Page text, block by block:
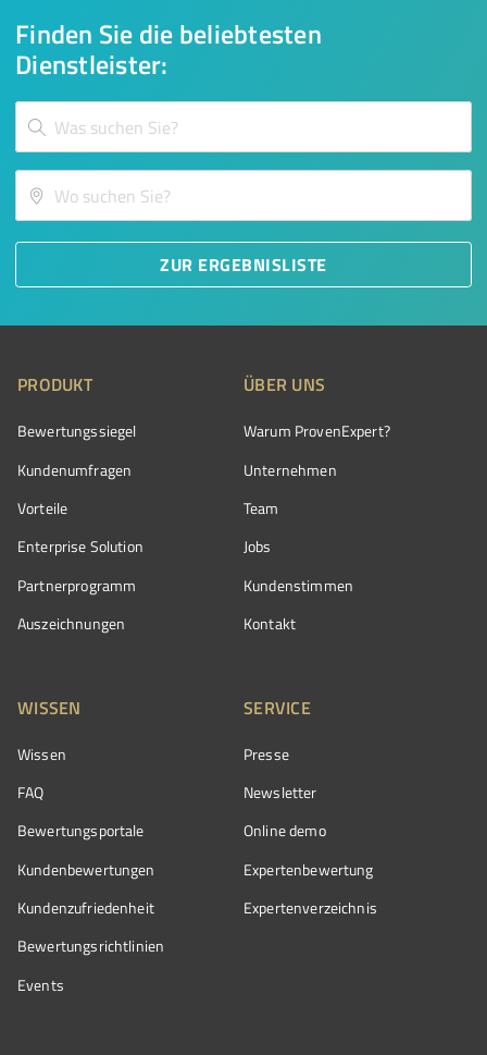
Finden Sie die beliebtesten
Dienstleister:
ZUR ERGEBNISLISTE
PRODUKT
Bewertungssiegel
Kundenumfragen
Vorteile
Enterprise Solution
Partnerprogramm
Auszeichnungen
ÜBER UNS
Warum ProvenExpert?
Unternehmen
Team
Jobs
Kundenstimmen
Kontakt
WISSEN
Wissen
FAQ
Bewertungsportale
Kundenbewertungen
Kundenzufriedenheit
Bewertungs­richtlinien
Events
SERVICE
Presse
Newsletter
Online demo
Expertenbewertung
Expertenverzeichnis